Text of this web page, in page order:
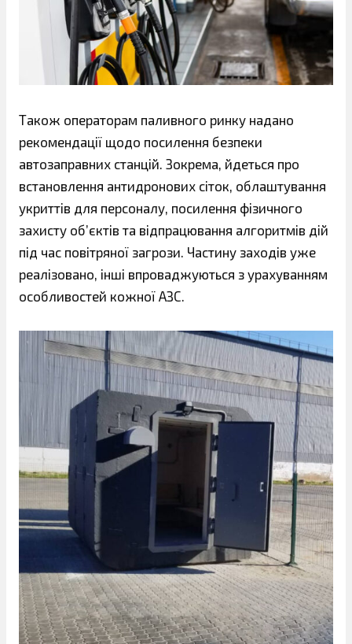
Також операторам паливного ринку надано
рекомендації щодо посилення безпеки
автозаправних станцій. Зокрема, йдеться про
встановлення антидронових сіток, облаштування
укриттів для персоналу, посилення фізичного
захисту об’єктів та відпрацювання алгоритмів дій
під час повітряної загрози. Частину заходів уже
реалізовано, інші впроваджуються з урахуванням
особливостей кожної АЗС.